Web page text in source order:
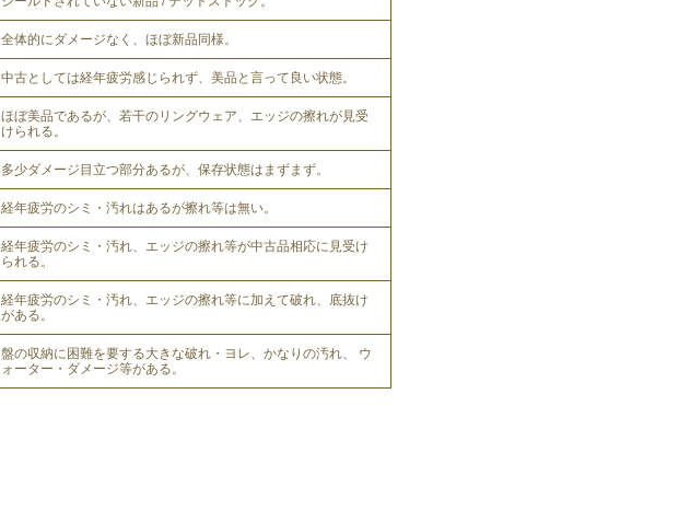
全体的にダメージなく、ほぼ新品同様。
中古としては経年疲労感じられず、美品と言って良い状態。
ほぼ美品であるが、若干のリングウェア、エッジの擦れが見受
けられる。
多少ダメージ目立つ部分あるが、保存状態はまずまず。
経年疲労のシミ・汚れはあるが擦れ等は無い。
経年疲労のシミ・汚れ、エッジの擦れ等が中古品相応に見受け
られる。
経年疲労のシミ・汚れ、エッジの擦れ等に加えて破れ、底抜け
がある。
盤の収納に困難を要する大きな破れ・ヨレ、かなりの汚れ、 ウ
ォーター・ダメージ等がある。